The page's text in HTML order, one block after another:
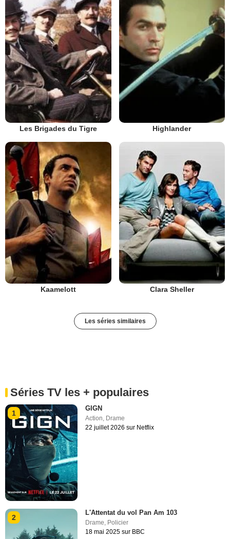
Les Brigades du Tigre Highlander
Kaamelott Clara Sheller
Les séries similaires
Séries TV les + populaires
1
GIGN
Action Drame
22 juillet 2026 sur Netflix
2
L'Attentat du vol Pan Am 103
Drame, Policier
18 mai 2025 sur BBC